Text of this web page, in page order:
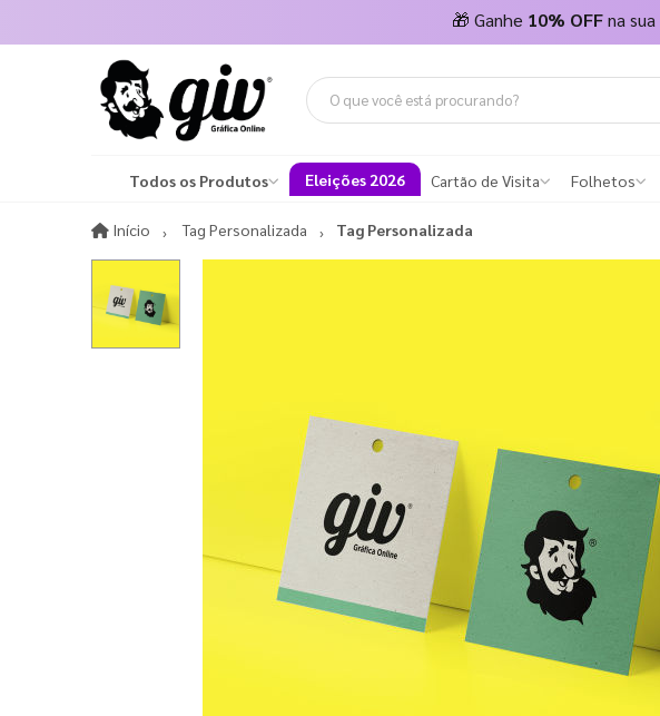
🎁 Ganhe 10% OFFna sua
Todos os Produtos Eleições 2026 Cartão de Visita Folhetos
Início InícioTag Personalizada Tag Personalizada